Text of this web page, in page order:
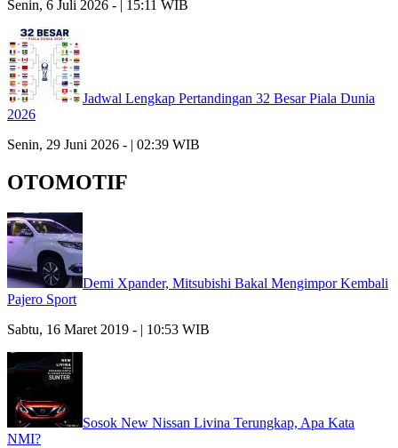
Senin, 6 Juli 2026 - | 15:11 WIB
Jadwal Lengkap Pertandingan 32 Besar Piala Dunia
2026
Senin, 29 Juni 2026 - | 02:39 WIB
OTOMOTIF
Demi Xpander, Mitsubishi Bakal Mengimpor Kembali
Pajero Sport
Sabtu, 16 Maret 2019 - | 10:53 WIB
Sosok New Nissan Livina Terungkap, Apa Kata
NMI?